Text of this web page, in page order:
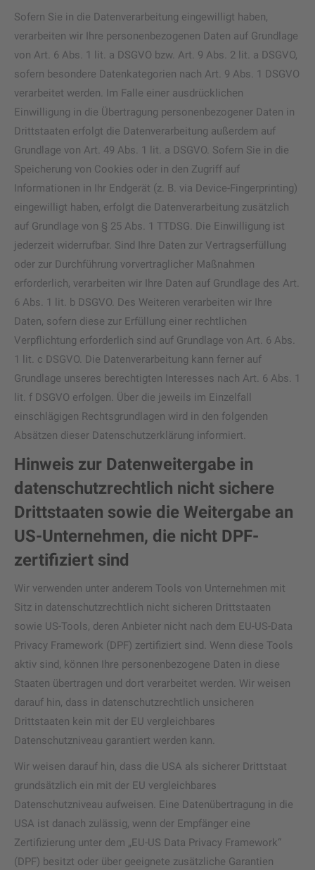
Sofern Sie in die Datenverarbeitung eingewilligt haben,
verarbeiten wir Ihre personenbezogenen Daten auf Grundlage
von Art. 6 Abs. 1 lit. a DSGVO bzw. Art. 9 Abs. 2 lit. a DSGVO,
sofern besondere Datenkategorien nach Art. 9 Abs. 1 DSGVO
verarbeitet werden. Im Falle einer ausdrücklichen
Einwilligung in die Übertragung personenbezogener Daten in
Drittstaaten erfolgt die Datenverarbeitung außerdem auf
Grundlage von Art. 49 Abs. 1 lit. a DSGVO. Sofern Sie in die
Speicherung von Cookies oder in den Zugriff auf
Informationen in Ihr Endgerät (z. B. via Device-Fingerprinting)
eingewilligt haben, erfolgt die Datenverarbeitung zusätzlich
auf Grundlage von § 25 Abs. 1 TTDSG. Die Einwilligung ist
jederzeit widerrufbar. Sind Ihre Daten zur Vertragserfüllung
oder zur Durchführung vorvertraglicher Maßnahmen
erforderlich, verarbeiten wir Ihre Daten auf Grundlage des Art.
6 Abs. 1 lit. b DSGVO. Des Weiteren verarbeiten wir Ihre
Daten, sofern diese zur Erfüllung einer rechtlichen
Verpflichtung erforderlich sind auf Grundlage von Art. 6 Abs.
1 lit. c DSGVO. Die Datenverarbeitung kann ferner auf
Grundlage unseres berechtigten Interesses nach Art. 6 Abs. 1
lit. f DSGVO erfolgen. Über die jeweils im Einzelfall
einschlägigen Rechtsgrundlagen wird in den folgenden
Absätzen dieser Datenschutzerklärung informiert.
Hinweis zur Datenweitergabe in
datenschutzrechtlich nicht sichere
Drittstaaten sowie die Weitergabe an
US-Unternehmen, die nicht DPF-
zertifiziert sind
Wir verwenden unter anderem Tools von Unternehmen mit
Sitz in datenschutzrechtlich nicht sicheren Drittstaaten
sowie US-Tools, deren Anbieter nicht nach dem EU-US-Data
Privacy Framework (DPF) zertifiziert sind. Wenn diese Tools
aktiv sind, können Ihre personenbezogene Daten in diese
Staaten übertragen und dort verarbeitet werden. Wir weisen
darauf hin, dass in datenschutzrechtlich unsicheren
Drittstaaten kein mit der EU vergleichbares
Datenschutzniveau garantiert werden kann.
Wir weisen darauf hin, dass die USA als sicherer Drittstaat
grundsätzlich ein mit der EU vergleichbares
Datenschutzniveau aufweisen. Eine Datenübertragung in die
USA ist danach zulässig, wenn der Empfänger eine
Zertifizierung unter dem „EU-US Data Privacy Framework“
(DPF) besitzt oder über geeignete zusätzliche Garantien